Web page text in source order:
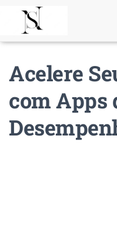
Acelere
com Apps